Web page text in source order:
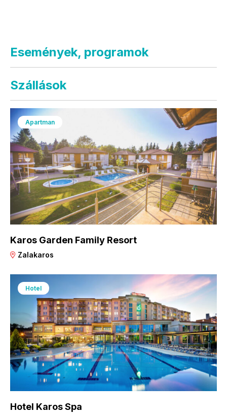
Események, programok
Szállások
Apartman
Karos Garden Family Resort
Zalakaros
Hotel
Hotel Karos Spa